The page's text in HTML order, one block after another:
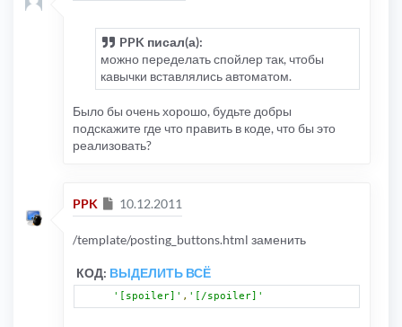
PPK писал(а):
можно переделать спойлер так, чтобы
кавычки вставлялись автоматом.
Было бы очень хорошо, будьте добры
подскажите где что править в коде, что бы это
реализовать?
PPK Сообщение
10.12.2011
/template/posting_buttons.html заменить
КОД: ВЫДЕЛИТЬ ВСЁ
'[spoiler]' , '[/spoiler]'